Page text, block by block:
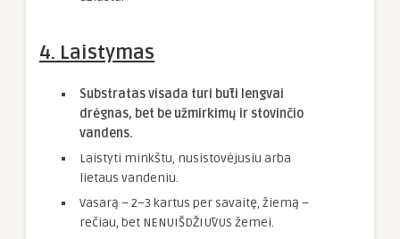
4. Laistymas
Substratas visada turi būti lengvai
drėgnas, bet be užmirkimų ir stovinčio
vandens.
Laistyti minkštu, nusistovėjusiu arba
lietaus vandeniu.
Vasarą – 2–3 kartus per savaitę, žiemą –
rečiau, bet NENUIŠDŽIŪVUS žemei.